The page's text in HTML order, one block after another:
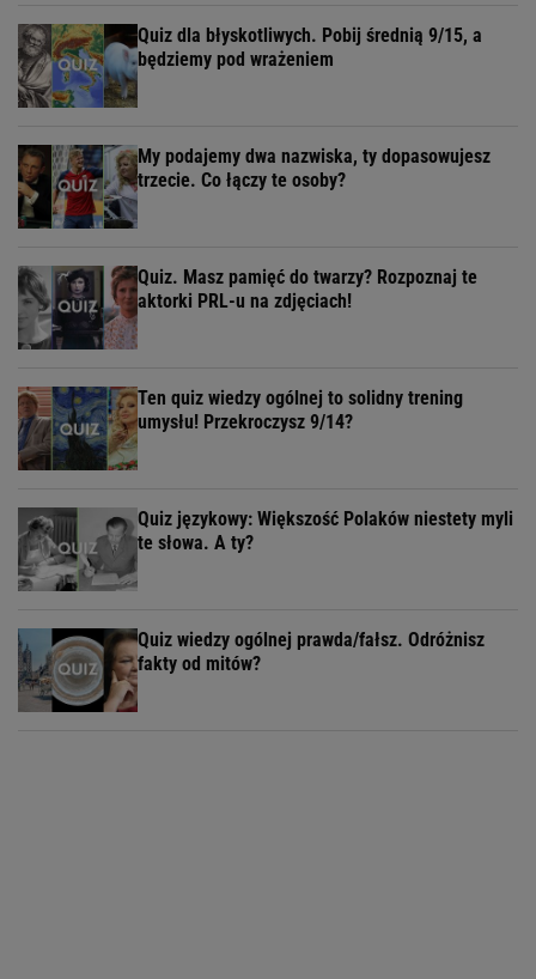
Quiz dla błyskotliwych. Pobij średnią 9/15, a
będziemy pod wrażeniem
My podajemy dwa nazwiska, ty dopasowujesz
trzecie. Co łączy te osoby?
Quiz. Masz pamięć do twarzy? Rozpoznaj te
aktorki PRL-u na zdjęciach!
Ten quiz wiedzy ogólnej to solidny trening
umysłu! Przekroczysz 9/14?
Quiz językowy: Większość Polaków niestety myli
te słowa. A ty?
Quiz wiedzy ogólnej prawda/fałsz. Odróżnisz
fakty od mitów?